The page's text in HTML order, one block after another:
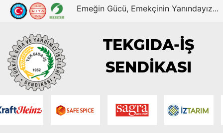
Emeğin Gücü, Emekçinin Yanındayız...
TEKGIDA-İŞ
SENDİKASI